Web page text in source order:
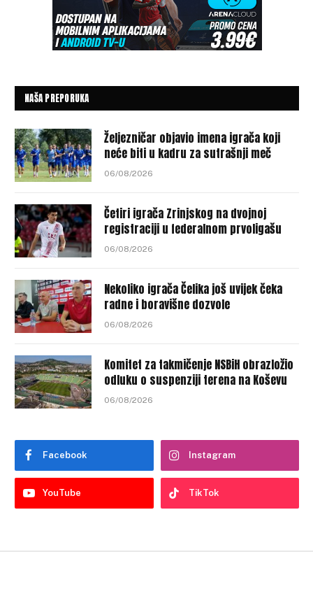
NAŠA PREPORUKA
Željezničar objavio imena igrača koji
neće biti u kadru za sutrašnji meč
06/08/2026
Četiri igrača Zrinjskog na dvojnoj
registraciji u federalnom prvoligašu
06/08/2026
Nekoliko igrača Čelika još uvijek čeka
radne i boravišne dozvole
06/08/2026
Komitet za takmičenje NSBiH obrazložio
odluku o suspenziji terena na Koševu
06/08/2026
Facebook Instagram
YouTube TikTok